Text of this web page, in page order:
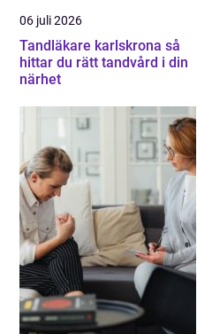
06 juli 2026
Tandläkare karlskrona så
hittar du rätt tandvård i din
närhet